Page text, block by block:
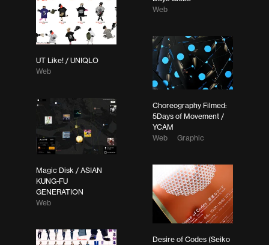
Web
UT Like! / UNIQLO
Web
Choreography Filmed:
5Days of Movement /
YCAM
Web
Graphic
Magic Disk / ASIAN
KUNG-FU
GENERATION
Web
Desire of Codes (Seiko